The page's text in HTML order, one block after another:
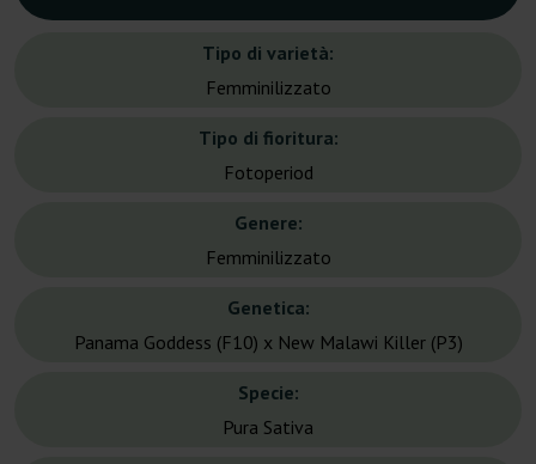
Tipo di varietà:
Femminilizzato
Tipo di fioritura:
Fotoperiod
Genere:
Femminilizzato
Genetica:
Panama Goddess (F10) x New Malawi Killer (P3)
Specie:
Pura Sativa